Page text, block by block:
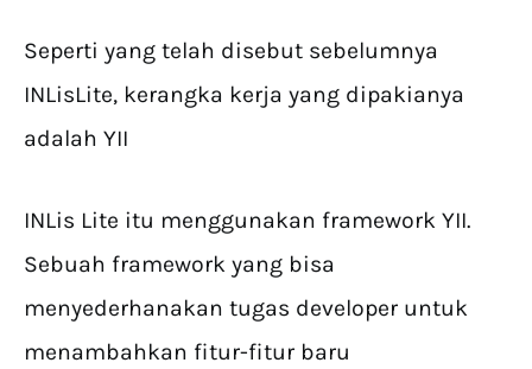
Seperti yang telah disebut sebelumnya
INLisLite, kerangka kerja yang dipakianya
adalah YII
INLis Lite itu menggunakan framework YII.
Sebuah framework yang bisa
menyederhanakan tugas developer untuk
menambahkan fitur-fitur baru